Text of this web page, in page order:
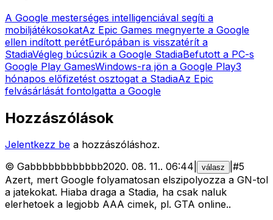
A Google mesterséges intelligenciával segíti a
mobiljátékosokatAz Epic Games megnyerte a Google
ellen indított perétEurópában is visszatérít a
StadiaVégleg búcsúzik a Google StadiaBefutott a PC-s
Google Play GamesWindows-ra jön a Google Play3
hónapos előfizetést osztogat a StadiaAz Epic
felvásárlását fontolgatta a Google
Hozzászólások
Jelentkezz be a hozzászóláshoz.
© Gabbbbbbbbbbbb2020. 08. 11.. 06:44 válasz #5
Azert, mert Google folyamatosan elszipolyozza a GN-tol
a jatekokat. Hiaba draga a Stadia, ha csak naluk
elerhetoek a legjobb AAA cimek, pl. GTA online..